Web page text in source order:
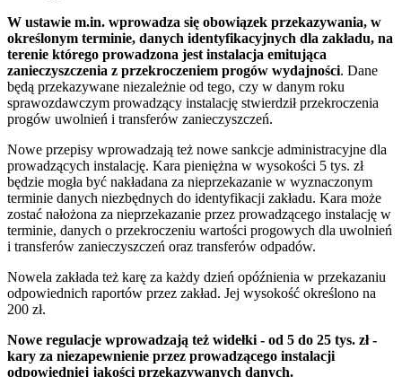
W ustawie m.in. wprowadza się obowiązek przekazywania, w
określonym terminie, danych identyfikacyjnych dla zakładu, na
terenie którego prowadzona jest instalacja emitująca
zanieczyszczenia z przekroczeniem progów wydajności. Dane
będą przekazywane niezależnie od tego, czy w danym roku
sprawozdawczym prowadzący instalację stwierdził przekroczenia
progów uwolnień i transferów zanieczyszczeń.
Nowe przepisy wprowadzają też nowe sankcje administracyjne dla
prowadzących instalację. Kara pieniężna w wysokości 5 tys. zł
będzie mogła być nakładana za nieprzekazanie w wyznaczonym
terminie danych niezbędnych do identyfikacji zakładu. Kara może
zostać nałożona za nieprzekazanie przez prowadzącego instalację w
terminie, danych o przekroczeniu wartości progowych dla uwolnień
i transferów zanieczyszczeń oraz transferów odpadów.
Nowela zakłada też karę za każdy dzień opóźnienia w przekazaniu
odpowiednich raportów przez zakład. Jej wysokość określono na
200 zł.
Nowe regulacje wprowadzają też widełki - od 5 do 25 tys. zł -
kary za niezapewnienie przez prowadzącego instalacji
odpowiedniej jakości przekazywanych danych.